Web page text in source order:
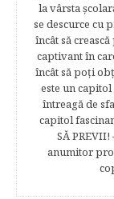
la vârsta
se descurce cu
încât să
captivant în
încât să poţi
este un
întreagă de
capitol
SĂ
anumitor